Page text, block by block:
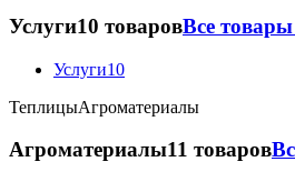
Услуги10 товаровВсе
Услуги10
ТеплицыАгроматериалы
Агроматериалы11 товаров